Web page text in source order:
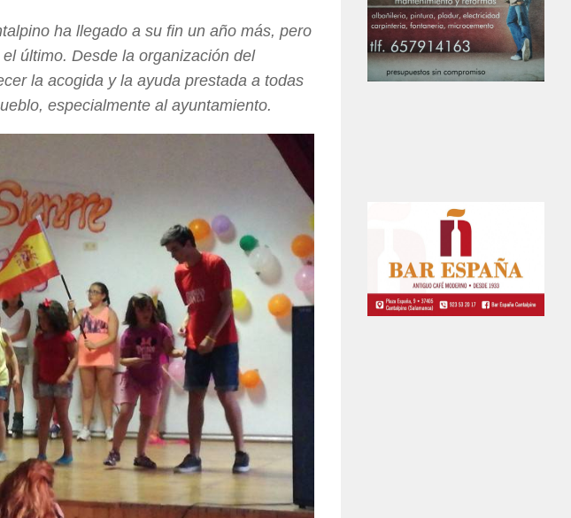
ha llegado a su fin un año más, pero
último. Desde la organización del
la acogida y la ayuda prestada a todas
especialmente al ayuntamiento.